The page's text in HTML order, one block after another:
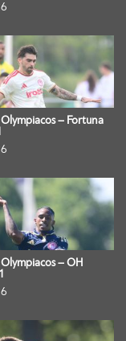
– Fortuna
– OH